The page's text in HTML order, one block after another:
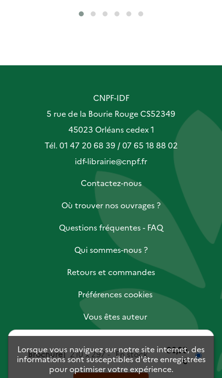
Lorsque vous naviguez sur notre site internet, des
informations sont susceptibles d'être enregistrées
pour optimiser votre expérience.
Brochure 210 x 297 En stock
30,00
€
CNPF-IDF
5 rue de la Bourie Rouge CS52349
45023 Orléans cedex 1
Tél. 01 47 20 68 39 / 07 65 18 88 02
idf-librairie@cnpf.fr
Contactez-nous
Où trouver nos ouvrages ?
Questions fréquentes - FAQ
Qui sommes-nous ?
Retours et commandes
Préférences cookies
Vous êtes auteur
Vous êtes libraire
Vous êtes journaliste